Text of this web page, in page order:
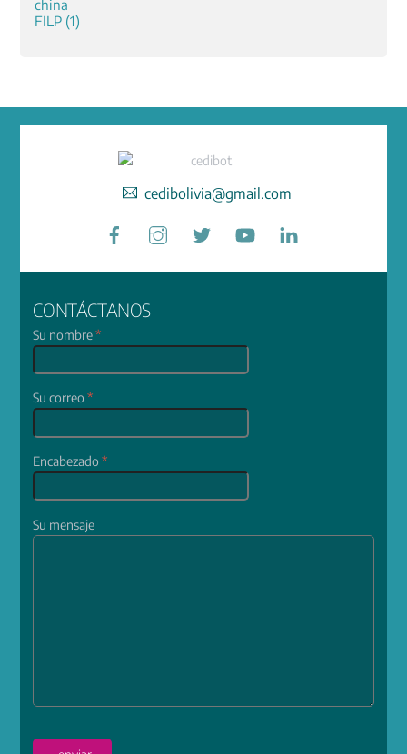
cedibolivia@gmail.com
Facebook
CONTÁCTANOS
Su nombre*
Su correo*
Encabezado*
Su mensaje